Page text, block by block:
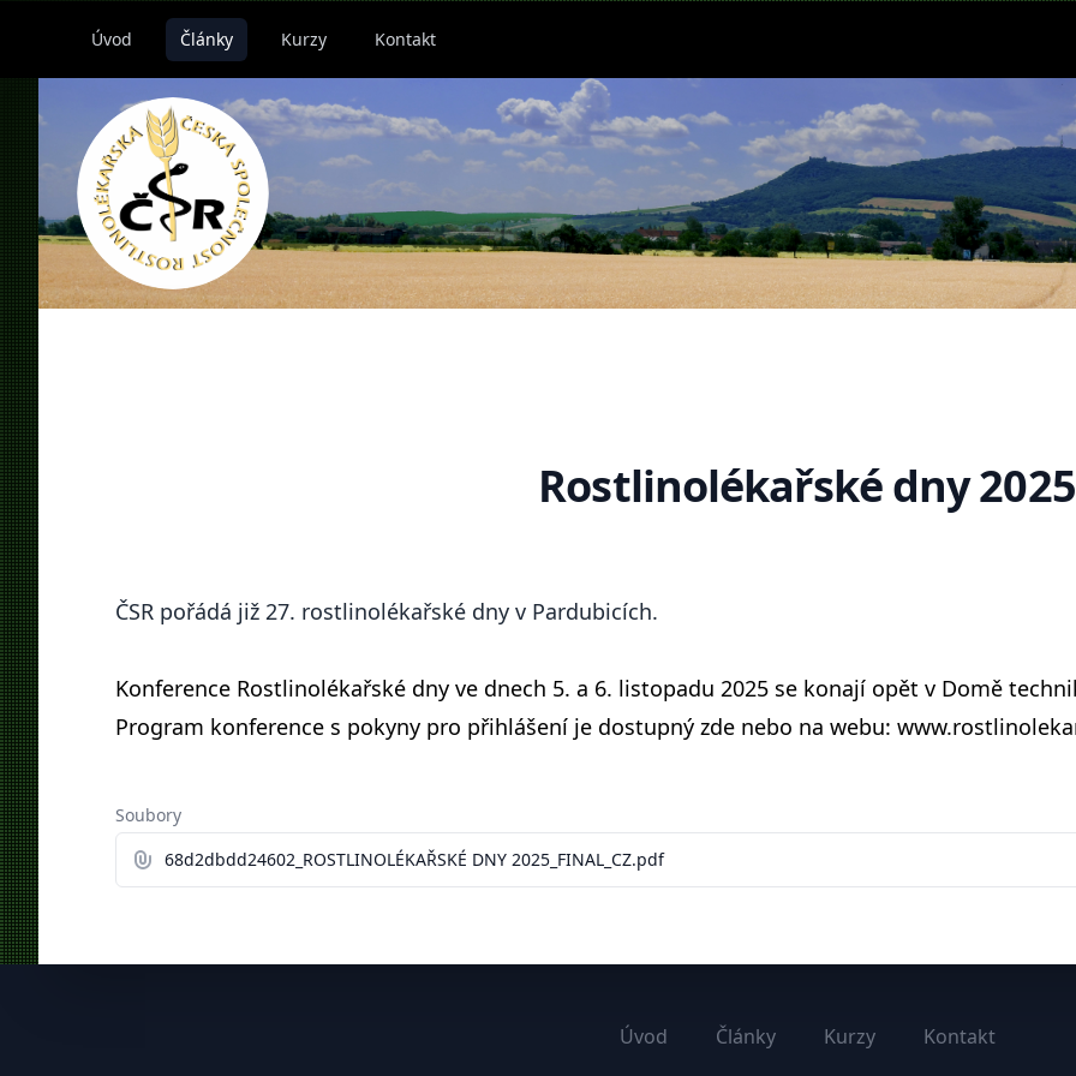
Úvod Články Kurzy Kontakt
Rostlinolékařské dny 2025
ČSR pořádá již 27. rostlinolékařské dny v Pardubicích.
Konference Rostlinolékařské dny ve dnech 5. a 6. listopadu 2025 se konají opět v Domě
Program konference s pokyny pro přihlášení je dostupný zde nebo na webu:
Soubory
68d2dbdd24602_ROSTLINOLÉKAŘSKÉ DNY 2025_FINAL_CZ.pdf
Úvod Články Kurzy Kontakt